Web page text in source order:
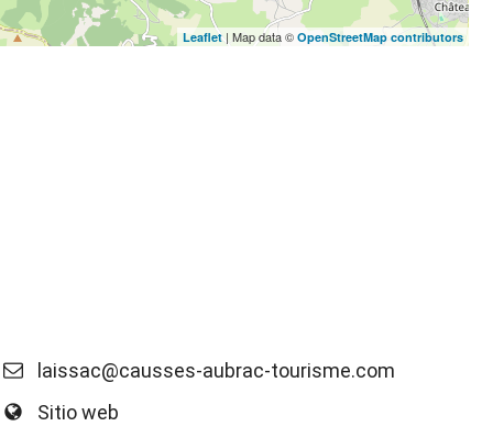
Leaflet| Map data © OpenStreetMap contributors
laissac@causses-aubrac-tourisme.com
Sitio web